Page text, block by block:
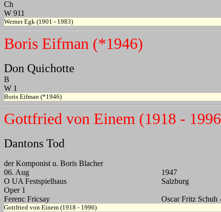
Ch
W 911
Werner Egk (1901 - 1983)
Boris Eifman (*1946)
Don Quichotte
B
W 1
Boris Eifman (*1946)
Gottfried von Einem (1918 -
Dantons Tod
der Komponist u. Boris Blacher
06. Aug
1947
O UA Festspielhaus
Salzburg
Oper 1
Ferenc Fricsay
Oscar Fritz Schuh
Gottfried von Einem (1918 - 1996)